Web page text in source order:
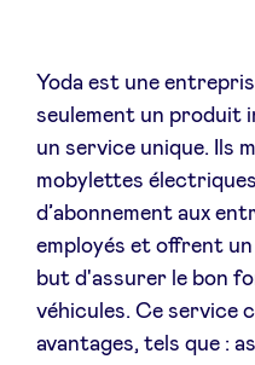
Yoda est une
seulement un produit
un service unique. Ils
mobylettes
d’abonnement aux
employés et offrent
but d'assurer le bon
véhicules. Ce service
avantages, tels que :